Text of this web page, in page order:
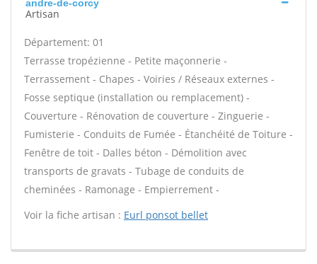
andre-de-corcy
Artisan
Département: 01
Terrasse tropézienne - Petite maçonnerie -
Terrassement - Chapes - Voiries / Réseaux externes -
Fosse septique (installation ou remplacement) -
Couverture - Rénovation de couverture - Zinguerie -
Fumisterie - Conduits de Fumée - Étanchéité de Toiture -
Fenêtre de toit - Dalles béton - Démolition avec
transports de gravats - Tubage de conduits de
cheminées - Ramonage - Empierrement -
Voir la fiche artisan : Eurl ponsot bellet